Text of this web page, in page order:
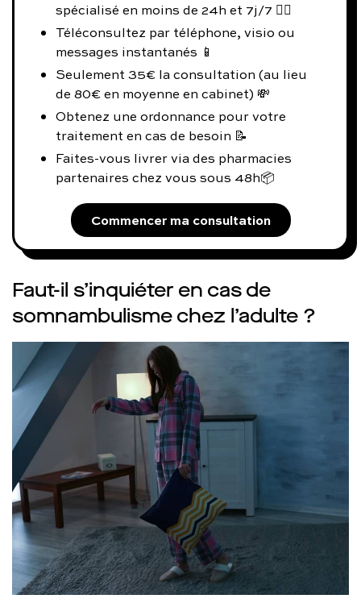
spécialisé en moins de 24h et 7j/7 👨‍⚕️
Téléconsultez par téléphone, visio ou
messages instantanés 📱
Seulement 35€ la consultation (au lieu
de 80€ en moyenne en cabinet) 💸
Obtenez une ordonnance pour votre
traitement en cas de besoin 📝
Faites-vous livrer via des pharmacies
partenaires chez vous sous 48h📦
Commencer ma consultation
Faut-il s’inquiéter en cas de
somnambulisme chez l’adulte ?